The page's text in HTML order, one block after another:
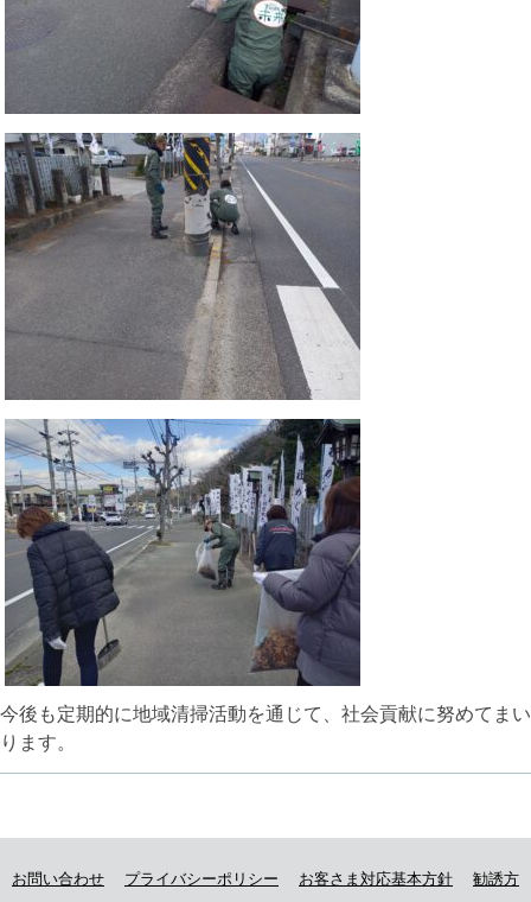
今後も定期的に地域清掃活動を通じて、社会貢献に努めてまい
ります。
お問い合わせ プライバシーポリシー お客さま対応基本方針
勧誘方